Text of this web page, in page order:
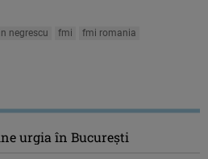
negrescu fmi
fmi romania
urgia în Bucureşti